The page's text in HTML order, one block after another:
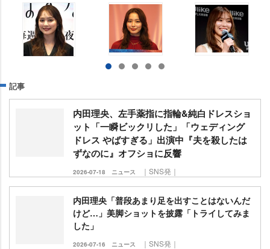
記事
内田理央、左手薬指に指輪&純白ドレスショ
ット「一瞬ビックリした」「ウェディング
ドレス やばすぎる」出演中『夫を殺したは
ずなのに』オフショに反響
2026-07-18 ニュース ｜SNS発｜
内田理央「普段あまり足を出すことはないんだ
けど…」美脚ショットを披露「トライしてみま
した」
2026-07-16 ニュース ｜SNS発｜